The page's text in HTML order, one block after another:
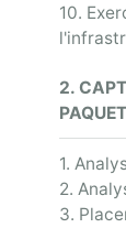
10.
2.
1.
2.
3.